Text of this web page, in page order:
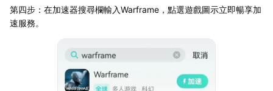
第四步：在加速器搜尋欄輸入Warframe，點選遊戲圖示立即暢享加
速服務。